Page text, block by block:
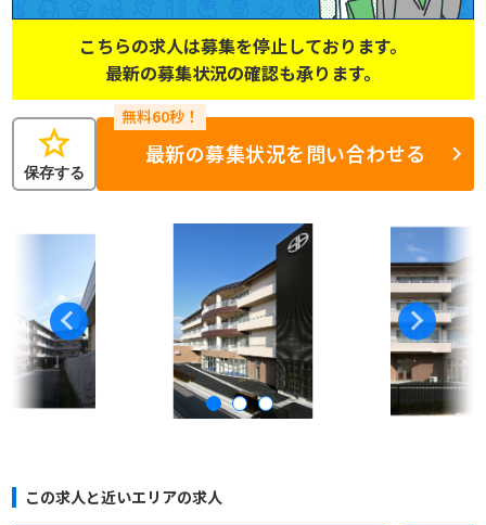
こちらの求人は募集を停止しております。
最新の募集状況の確認も承ります。
star
保存する
最新の募集状況を問い合わせる
この求人と近いエリアの求人